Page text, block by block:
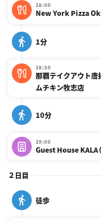
18:00
New York Pizza
1分
18:30
那覇テイクアウト唐
ムチキン牧志店
10分
19:00
Guest House KALA
２日目
徒歩